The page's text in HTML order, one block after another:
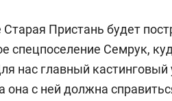
Пристань будет
спецпоселение Семрук,
нас главный кастинговый
с ней должна